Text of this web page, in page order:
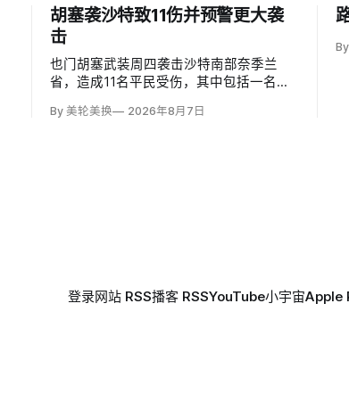
胡塞袭沙特致11伤并预警更大袭
击
也门胡塞武装周四袭击沙特南部奈季兰
省，造成11名平民受伤，其中包括一名二
图尔基·马利基（Turki al-Maliki）指控胡塞
By 美轮美换 2026年8月7日
登录网站 RSS播客 RSSYouTube小宇宙Apple